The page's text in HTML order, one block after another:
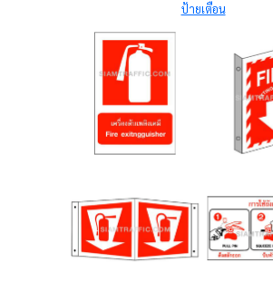
ป้ายเตือน